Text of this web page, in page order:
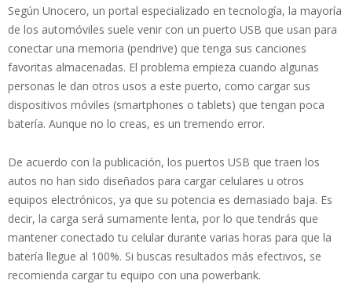
Según Unocero, un portal especializado en tecnología, la mayoría
de los automóviles suele venir con un puerto USB que usan para
conectar una memoria (pendrive) que tenga sus canciones
favoritas almacenadas. El problema empieza cuando algunas
personas le dan otros usos a este puerto, como cargar sus
dispositivos móviles (smartphones o tablets) que tengan poca
batería. Aunque no lo creas, es un tremendo error.
De acuerdo con la publicación, los puertos USB que traen los
autos no han sido diseñados para cargar celulares u otros
equipos electrónicos, ya que su potencia es demasiado baja. Es
decir, la carga será sumamente lenta, por lo que tendrás que
mantener conectado tu celular durante varias horas para que la
batería llegue al 100%. Si buscas resultados más efectivos, se
recomienda cargar tu equipo con una powerbank.